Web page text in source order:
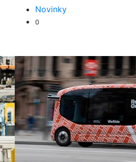
Novinky
0